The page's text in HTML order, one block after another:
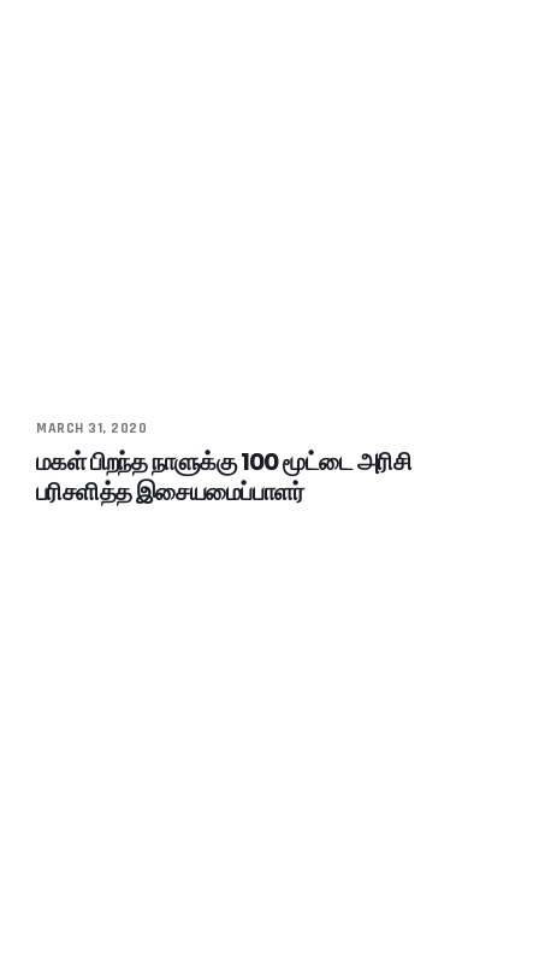
MARCH 31, 2020
மகள் பிறந்த நாளுக்கு 100 மூட்டை அரிசி
பரிசளித்த இசையமைப்பாளர்